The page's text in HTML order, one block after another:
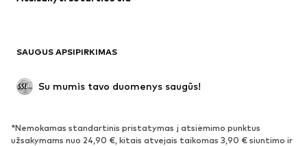
BATAI
Naujienos
Batai ir auliniai batai
Atviri batai
Išskirtiniai
SAUGUS APSIPIRKIMAS
Su mumis tavo duomenys saugūs!
*Nemokamas standartinis pristatymas į atsiėmimo punktus
užsakymams nuo 24,90 €, kitais atvejais taikomas 3,90 € siuntimo ir